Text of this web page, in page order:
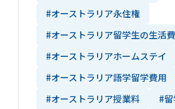
#オーストラリア永住権
#オーストラリア留学生の生活費
#オーストラリアホームステイ
#オーストラリア語学留学費用
#オーストラリア授業料
#